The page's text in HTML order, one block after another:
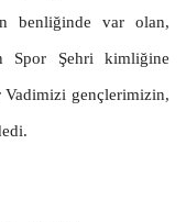
benliğinde var olan,
Spor Şehri kimliğine
Vadimizi gençlerimizin,